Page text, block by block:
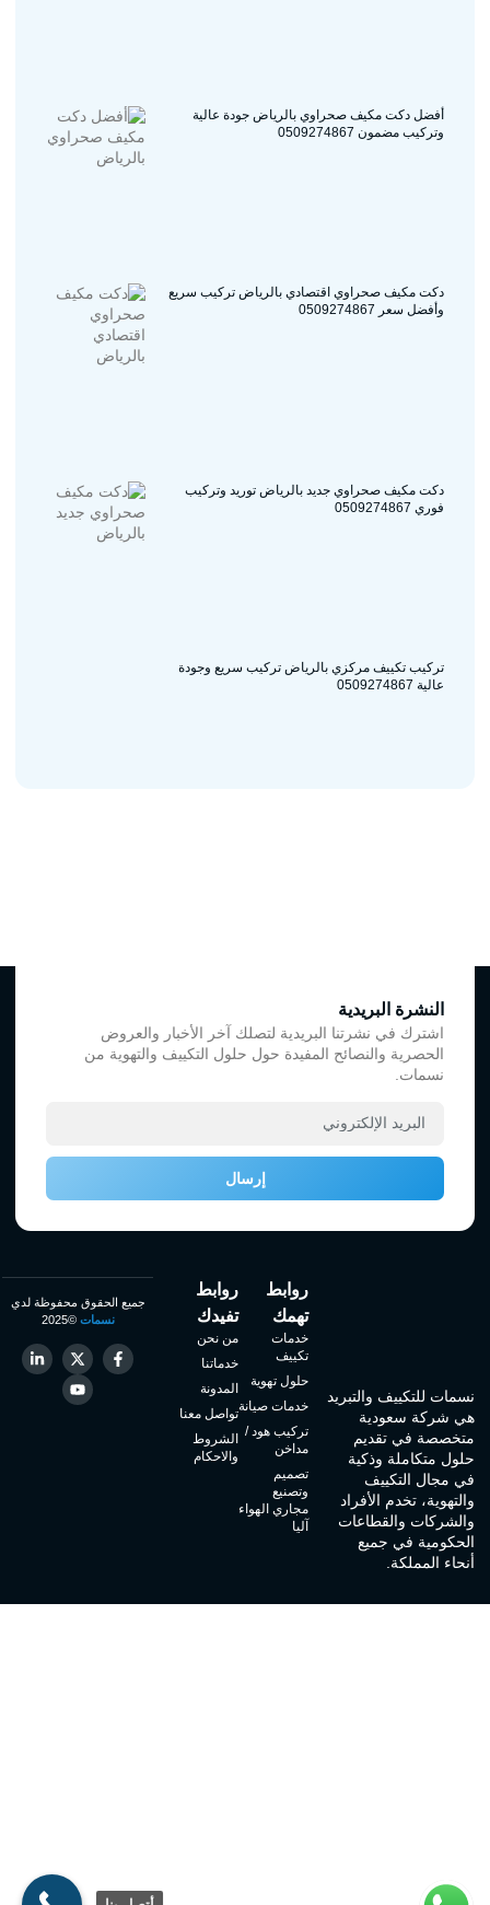
أفضل دكت مكيف صحراوي بالرياض جودة عالية
وتركيب مضمون 0509274867
دكت مكيف صحراوي اقتصادي بالرياض تركيب سريع
وأفضل سعر 0509274867
دكت مكيف صحراوي جديد بالرياض توريد وتركيب
فوري 0509274867
تركيب تكييف مركزي بالرياض تركيب سريع وجودة
عالية 0509274867
نسمات للتكييف والتبريد
هي شركة سعودية
متخصصة في تقديم
حلول متكاملة وذكية
في مجال التكييف
والتهوية، تخدم الأفراد
والشركات والقطاعات
الحكومية في جميع
أنحاء المملكة.
روابط
تهمك
خدمات
تكييف
حلول تهوية
خدمات صيانة
تركيب هود /
مداخن
تصميم
وتصنيع
مجاري الهواء
آليا
روابط
تفيدك
من نحن
خدماتنا
المدونة
تواصل معنا
الشروط
والاحكام
جميع الحقوق محفوظة لدي
نسمات©2025
النشرة البريدية
اشترك في نشرتنا البريدية لتصلك آخر الأخبار والعروض
الحصرية والنصائح المفيدة حول حلول التكييف والتهوية من
نسمات.
إرسال